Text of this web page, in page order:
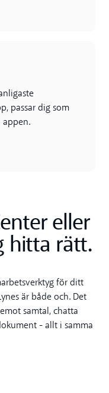
passar dig som
appen.
eller
hitta rätt.
för ditt
är både och. Det
samtal, chatta
- allt i samma